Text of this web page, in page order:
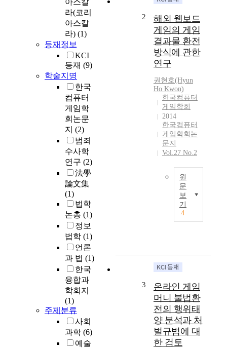
아스칼
라(코리
아스칼
라) (1)
등재정보
KCI
등재 (9)
학술지명
한국
컴퓨터
게임학
회논문
지 (2)
범죄
수사학
연구 (2)
法學
論文集
(1)
법학
논총 (1)
정보
법학 (1)
언론
과 법 (1)
한국
융합과
학회지
(1)
주제분류
사회
과학 (6)
예술
a
2
해외 웹보드
게임의 게임
결과물 환전
방식에 관한
연구
권현호(Hyun
Ho Kwon)
한국컴퓨터
게임학회
2014
한국컴퓨터
게임학회논
문지
Vol.27 No.2
원
문
보
기
4
3
온라인 게임
머니 불법환
전의 행위태
양 분석과 처
벌규범에 대
한 검토